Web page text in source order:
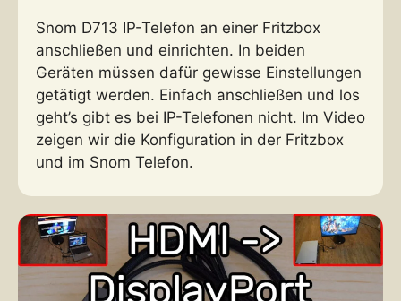
Snom D713 IP-Telefon an einer Fritzbox
anschließen und einrichten. In beiden
Geräten müssen dafür gewisse Einstellungen
getätigt werden. Einfach anschließen und los
geht’s gibt es bei IP-Telefonen nicht. Im Video
zeigen wir die Konfiguration in der Fritzbox
und im Snom Telefon.